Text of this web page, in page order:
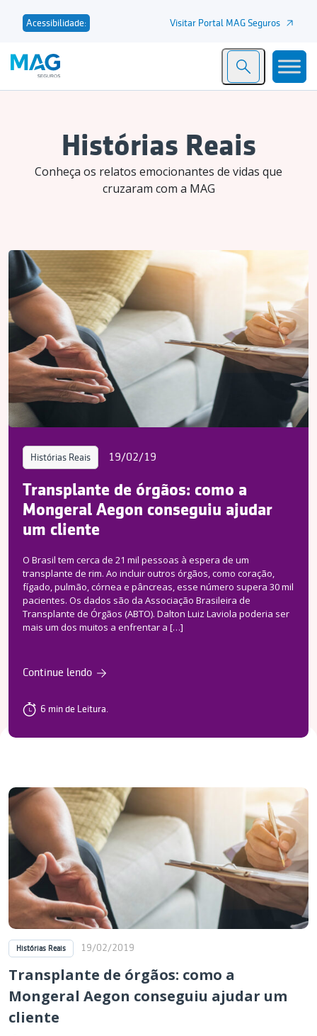
Acessibilidade: Visitar Portal MAG Seguros
Histórias Reais
Conheça os relatos emocionantes de vidas que
cruzaram com a MAG
Histórias Reais 19/02/19
Transplante de órgãos: como a
Mongeral Aegon conseguiu ajudar
um cliente
O Brasil tem cerca de 21 mil pessoas à espera de um
transplante de rim. Ao incluir outros órgãos, como coração,
fígado, pulmão, córnea e pâncreas, esse número supera 30 mil
pacientes. Os dados são da Associação Brasileira de
Transplante de Órgãos (ABTO). Dalton Luiz Laviola poderia ser
mais um dos muitos a enfrentar a […]
Continue lendo
6 min de Leitura.
Histórias Reais 19/02/2019
Transplante de órgãos: como a
Mongeral Aegon conseguiu ajudar um
cliente